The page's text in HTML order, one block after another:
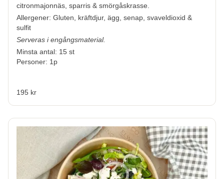
citronmajonnäs, sparris & smörgåskrasse.
Allergener: Gluten, kräftdjur, ägg, senap, svaveldioxid &
sulfit
Serveras i engångsmaterial.
Minsta antal: 15 st
Personer: 1p
195 kr